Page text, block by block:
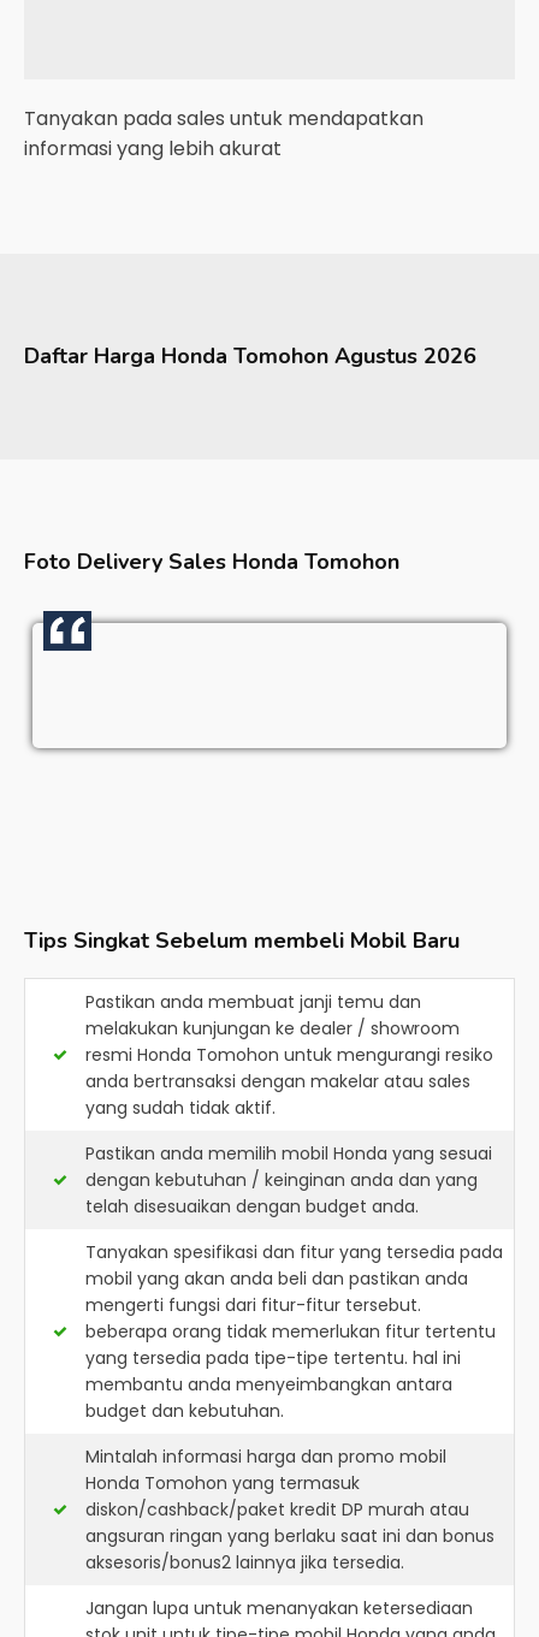
Tanyakan pada sales untuk mendapatkan
informasi yang lebih akurat
Daftar Harga Honda Tomohon Agustus 2026
Foto Delivery Sales Honda Tomohon
Tips Singkat Sebelum membeli Mobil Baru
Pastikan anda membuat janji temu dan
melakukan kunjungan ke dealer / showroom
resmi Honda Tomohon untuk mengurangi resiko
anda bertransaksi dengan makelar atau sales
yang sudah tidak aktif.
Pastikan anda memilih mobil Honda yang sesuai
dengan kebutuhan / keinginan anda dan yang
telah disesuaikan dengan budget anda.
Tanyakan spesifikasi dan fitur yang tersedia pada
mobil yang akan anda beli dan pastikan anda
mengerti fungsi dari fitur-fitur tersebut.
beberapa orang tidak memerlukan fitur tertentu
yang tersedia pada tipe-tipe tertentu. hal ini
membantu anda menyeimbangkan antara
budget dan kebutuhan.
Mintalah informasi harga dan promo mobil
Honda Tomohon yang termasuk
diskon/cashback/paket kredit DP murah atau
angsuran ringan yang berlaku saat ini dan bonus
aksesoris/bonus2 lainnya jika tersedia.
Jangan lupa untuk menanyakan ketersediaan